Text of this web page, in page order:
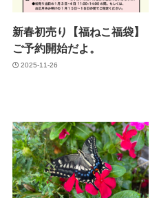
新春初売り【福ねこ福袋】
ご予約開始だよ。
2025-11-26